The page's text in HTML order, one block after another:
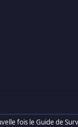
fois le Guide de